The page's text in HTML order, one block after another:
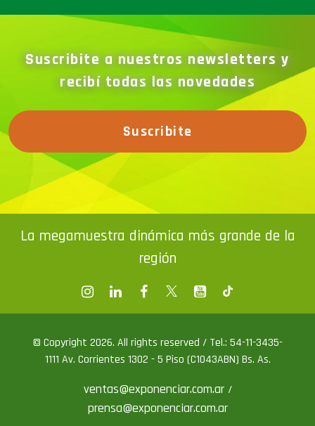
Suscribite a nuestros newsletters y
recibí todas las novedades
Suscribite
La megamuestra dinámica más grande de la
región
© Copyright 2026. All rights reserved / Tel.: 54-11-3435-
1111 Av. Corrientes 1302 - 5 Piso (C1043ABN) Bs. As.
ventas@exponenciar.com.ar /
prensa@exponenciar.com.ar